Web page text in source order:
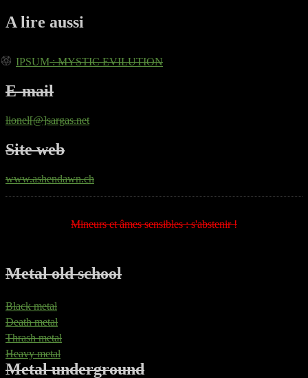
A lire aussi
IPSUM: MYSTIC EVILUTION
E-mail
lionel[@]sargas.net
Site web
www.ashendawn.ch
Mineurs et âmes sensibles : s'abstenir !
Metal old school
Black metal
Death metal
Thrash metal
Heavy metal
Metal underground